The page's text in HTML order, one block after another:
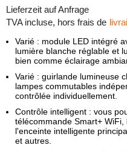
Lieferzeit auf Anfrage
TVA incluse, hors frais de
Varié : module LED intégré
lumière blanche réglable et
bien comme éclairage
Varié : guirlande lumineuse
lampes commutables
contrôlée individuellement.
Contrôle intelligent : vous
télécommande Smart+
l'enceinte intelligente
et autres.